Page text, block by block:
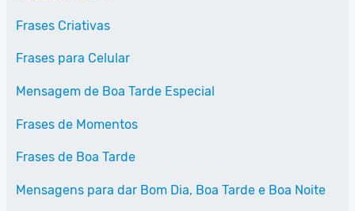
Frases Criativas
Frases para Celular
Mensagem de Boa Tarde Especial
Frases de Momentos
Frases de Boa Tarde
Mensagens para dar Bom Dia, Boa Tarde e Boa Noite